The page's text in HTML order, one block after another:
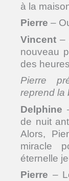
à la
Pierre –
Vincent –
nouveau
des
Pierre
reprend la
Delphine
de nuit
Alors,
miracle
éternelle
Pierre –